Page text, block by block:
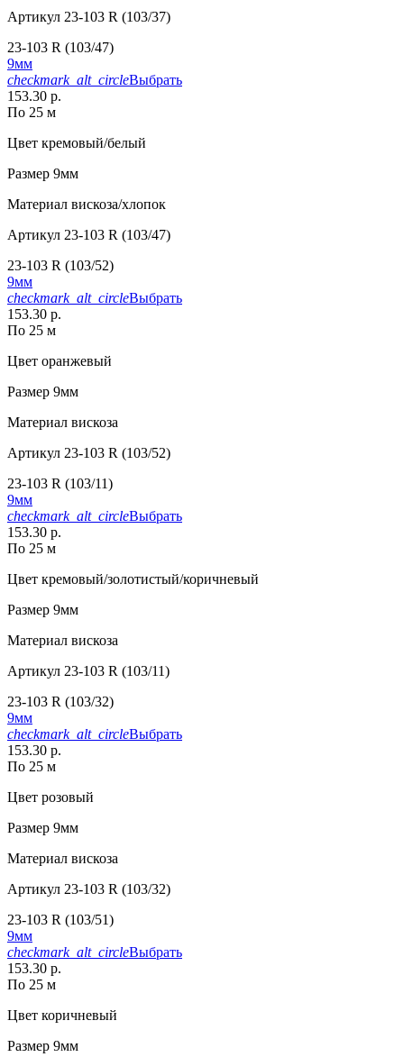
Артикул 23-103 R (103/37)
23-103 R (103/47)
9мм
checkmark_alt_circleВыбрать
153.30 р.
По 25 м
Цвет кремовый/белый
Размер 9мм
Материал вискоза/хлопок
Артикул 23-103 R (103/47)
23-103 R (103/52)
9мм
checkmark_alt_circleВыбрать
153.30 р.
По 25 м
Цвет оранжевый
Размер 9мм
Материал вискоза
Артикул 23-103 R (103/52)
23-103 R (103/11)
9мм
checkmark_alt_circleВыбрать
153.30 р.
По 25 м
Цвет кремовый/золотистый/коричневый
Размер 9мм
Материал вискоза
Артикул 23-103 R (103/11)
23-103 R (103/32)
9мм
checkmark_alt_circleВыбрать
153.30 р.
По 25 м
Цвет розовый
Размер 9мм
Материал вискоза
Артикул 23-103 R (103/32)
23-103 R (103/51)
9мм
checkmark_alt_circleВыбрать
153.30 р.
По 25 м
Цвет коричневый
Размер 9мм